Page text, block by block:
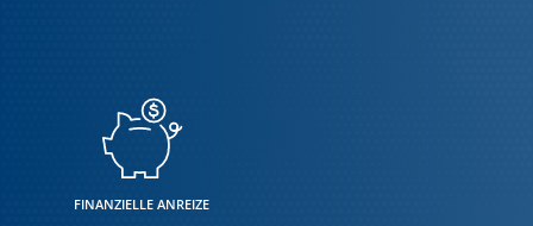
FINANZIELLE ANREIZE